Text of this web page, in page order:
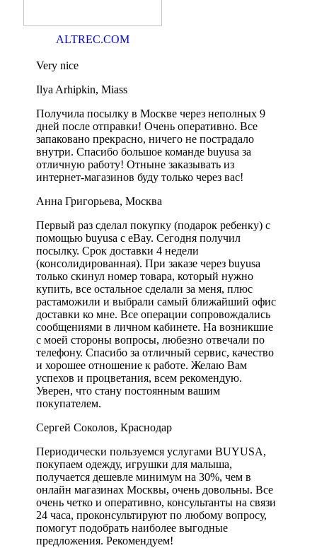
ALTREC.COM
Very nice
Ilya Arhipkin, Miass
Получила посылку в Москве через неполных 9
дней после отправки! Очень оперативно. Все
запаковано прекрасно, ничего не пострадало
внутри. Спасибо большое команде buyusa за
отличную работу! Отныне заказывать из
интернет-магазинов буду только через вас!
Анна Григорьева, Москва
Первый раз сделал покупку (подарок ребенку) с
помощью buyusa с eBay. Сегодня получил
посылку. Срок доставки 4 недели
(консолидированная). При заказе через buyusa
только скинул номер товара, который нужно
купить, все остальное сделали за меня, плюс
растаможили и выбрали самый ближайший офис
доставки ко мне. Все операции сопровождались
сообщениями в личном кабинете. На возникшие
с моей стороны вопросы, любезно отвечали по
телефону. Спасибо за отличный сервис, качество
и хорошее отношение к работе. Желаю Вам
успехов и процветания, всем рекомендую.
Уверен, что стану постоянным вашим
покупателем.
Сергей Соколов, Краснодар
Периодически пользуемся услугами BUYUSA,
покупаем одежду, игрушки для малыша,
получается дешевле минимум на 30%, чем в
онлайн магазинах Москвы, очень довольны. Все
очень четко и оперативно, консультанты на связи
24 часа, проконсультируют по любому вопросу,
помогут подобрать наиболее выгодные
предложения. Рекомендуем!